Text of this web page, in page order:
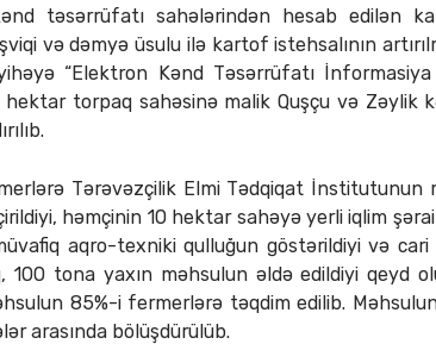
təsərrüfatı sahələrindən hesab edilən
və dəmyə üsulu ilə kartof istehsalının
“Elektron Kənd Təsərrüfatı
hektar torpaq sahəsinə malik Quşçu və
Tərəvəzçilik Elmi Tədqiqat İnstitutunun
həmçinin 10 hektar sahəyə yerli iqlim
aqro-texniki qulluğun göstərildiyi və
100 tona yaxın məhsulun əldə edildiyi qeyd
85%-i fermerlərə təqdim edilib.
arasında bölüşdürülüb.